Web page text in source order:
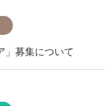
」募集について